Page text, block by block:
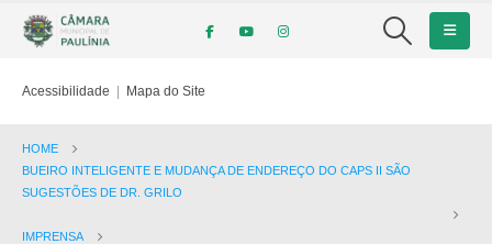
Acessibilidade | Mapa do Site
HOME
BUEIRO INTELIGENTE E MUDANÇA DE ENDEREÇO DO CAPS II SÃO
SUGESTÕES DE DR. GRILO
IMPRENSA